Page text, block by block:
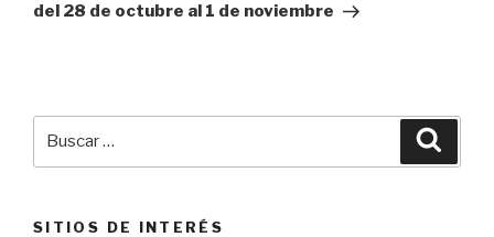
del 28 de octubre al 1 de noviembre
SITIOS DE INTERÉS